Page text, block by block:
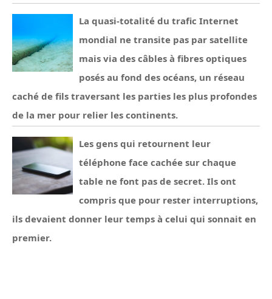
La quasi-totalité du trafic Internet
mondial ne transite pas par satellite
mais via des câbles à fibres optiques
posés au fond des océans, un réseau
caché de fils traversant les parties les plus profondes
de la mer pour relier les continents.
Les gens qui retournent leur
téléphone face cachée sur chaque
table ne font pas de secret. Ils ont
compris que pour rester interruptions,
ils devaient donner leur temps à celui qui sonnait en
premier.